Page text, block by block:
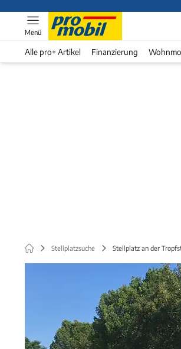
Menü
Alle pro+ Artikel Finanzierung
Stellplatzsuche Stellplatz an der